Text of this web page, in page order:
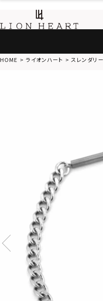
HOME ライオンハート スレンダリ